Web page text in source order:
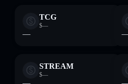
TCG
$—
—
STREAM
$—